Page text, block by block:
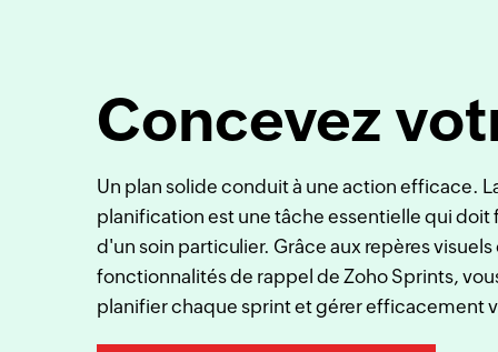
Concevez
Un plan solide conduit à une action efficace.
planification est une tâche essentielle qui doit
d'un soin particulier. Grâce aux repères visuels
fonctionnalités de rappel de Zoho Sprints,
planifier chaque sprint et gérer efficacement